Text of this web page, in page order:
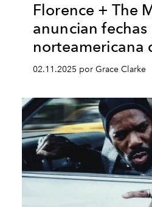
Florence + The
anuncian
norteamericana
02.11.2025 por Grace Clarke